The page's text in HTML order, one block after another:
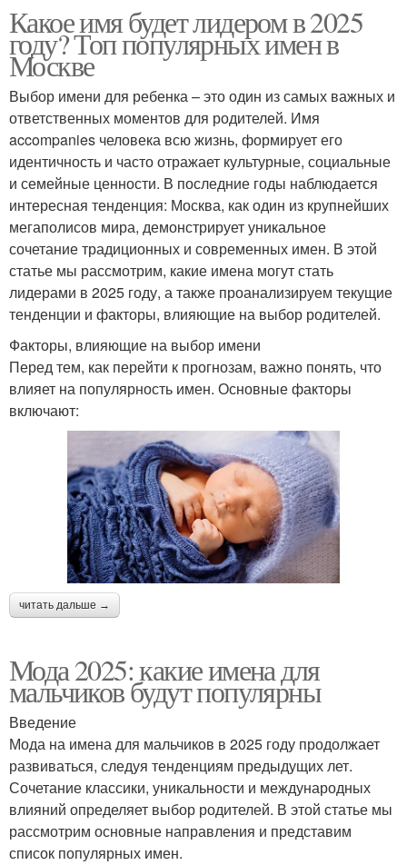
Какое имя будет лидером в 2025
году? Топ популярных имен в
Москве
Выбор имени для ребенка – это один из самых важных и
ответственных моментов для родителей. Имя
accompanies человека всю жизнь, формирует его
идентичность и часто отражает культурные, социальные
и семейные ценности. В последние годы наблюдается
интересная тенденция: Москва, как один из крупнейших
мегаполисов мира, демонстрирует уникальное
сочетание традиционных и современных имен. В этой
статье мы рассмотрим, какие имена могут стать
лидерами в 2025 году, а также проанализируем текущие
тенденции и факторы, влияющие на выбор родителей.
Факторы, влияющие на выбор имени
Перед тем, как перейти к прогнозам, важно понять, что
влияет на популярность имен. Основные факторы
включают:
читать дальше →
Мода 2025: какие имена для
мальчиков будут популярны
Введение
Мода на имена для мальчиков в 2025 году продолжает
развиваться, следуя тенденциям предыдущих лет.
Сочетание классики, уникальности и международных
влияний определяет выбор родителей. В этой статье мы
рассмотрим основные направления и представим
список популярных имен.